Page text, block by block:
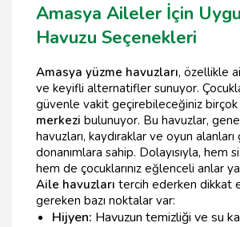
Amasya Aileler İçin
Havuzu Seçenekleri
Amasya yüzme havuzları, özellikle
ve keyifli alternatifler sunuyor.
güvenle vakit geçirebileceğiniz birçok
merkezi bulunuyor. Bu havuzlar,
havuzları, kaydıraklar ve oyun
donanımlara sahip. Dolayısıyla, hem
hem de çocuklarınız eğlenceli anlar
Aile havuzları tercih ederken dikkat
gereken bazı noktalar var:
Hijyen: Havuzun temizliği ve su